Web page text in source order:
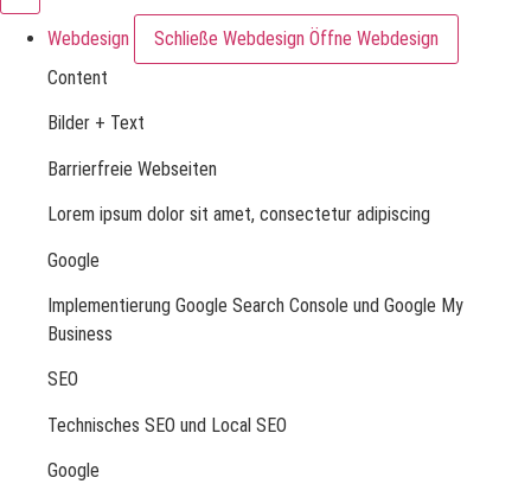
Webdesign Schließe Webdesign Öffne Webdesign
Content
Bilder + Text
Barrierfreie Webseiten
Lorem ipsum dolor sit amet, consectetur adipiscing
Google
Implementierung Google Search Console und Google My
Business
SEO
Technisches SEO und Local SEO
Google